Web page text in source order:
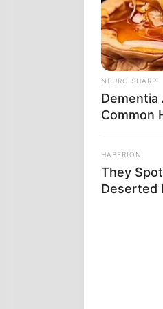
NEURO SHARP
Dementia
Common
HABERION
They
Deserted